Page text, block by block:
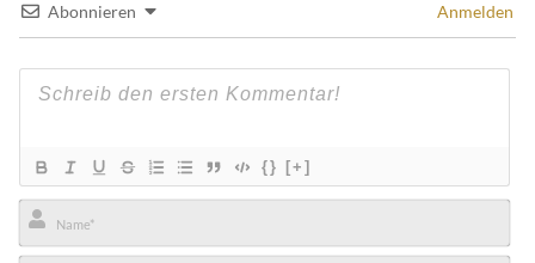
Abonnieren Anmelden
{} [+]